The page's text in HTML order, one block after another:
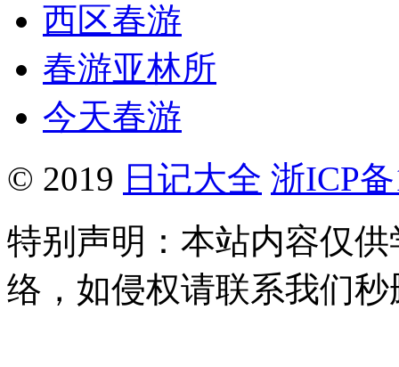
西区春游
春游亚林所
今天春游
© 2019 日记大全 浙ICP
特别声明：本站内容仅
络，如侵权请联系我们秒